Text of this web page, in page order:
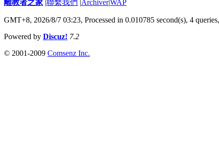
離教者之家 |聯繫我們 |Archiver|WAP
GMT+8, 2026/8/7 03:23, Processed in 0.010785 second(s), 4
Powered by Discuz! 7.2
© 2001-2009 Comsenz Inc.